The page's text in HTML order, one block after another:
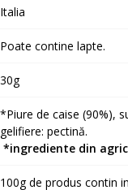
Italia
Poate contine lapte.
30g
*Piure de caise (90%),
gelifiere: pectină.
*ingrediente din
100g de produs contin